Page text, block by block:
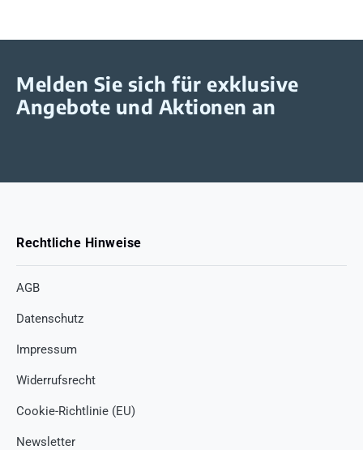
Melden Sie sich für exklusive
Angebote und Aktionen an
Rechtliche Hinweise
AGB
Datenschutz
Impressum
Widerrufsrecht
Cookie-Richtlinie (EU)
Newsletter